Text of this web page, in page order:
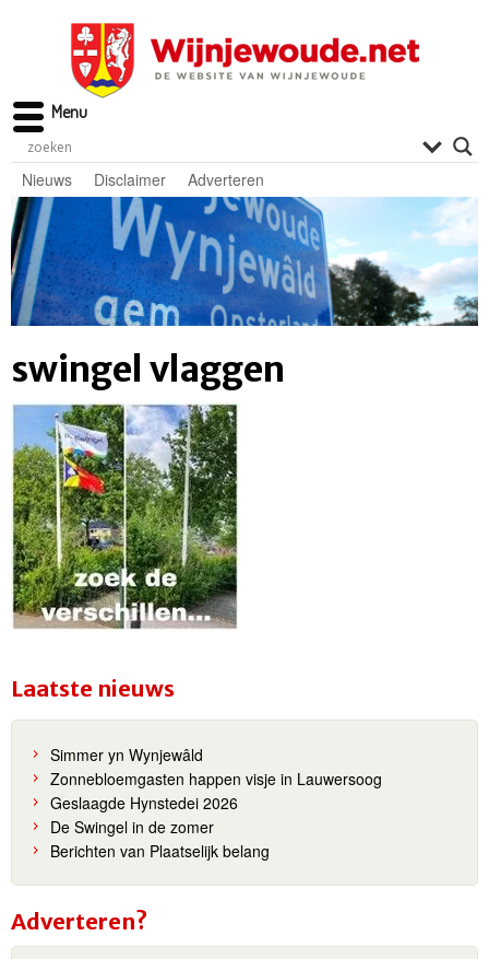
Nieuws Disclaimer Adverteren
swingel vlaggen
Laatste nieuws
Simmer yn Wynjewâld
Zonnebloemgasten happen visje in Lauwersoog
Geslaagde Hynstedei 2026
De Swingel in de zomer
Berichten van Plaatselijk belang
Adverteren?
Menu